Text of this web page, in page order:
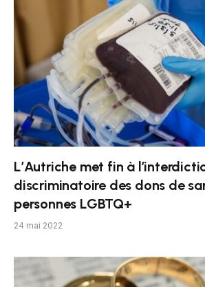
L’Autriche met fin à
discriminatoire des dons de
personnes LGBTQ+
24 mai 2022